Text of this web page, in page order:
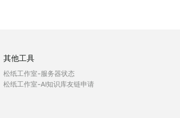
其他工具
松纸工作室-服务器状态
松纸工作室-AI知识库友链申请